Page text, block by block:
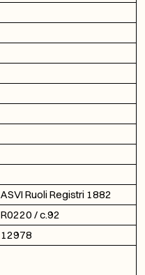
ASVI Ruoli Registri 1882
R0220 / c.92
12978